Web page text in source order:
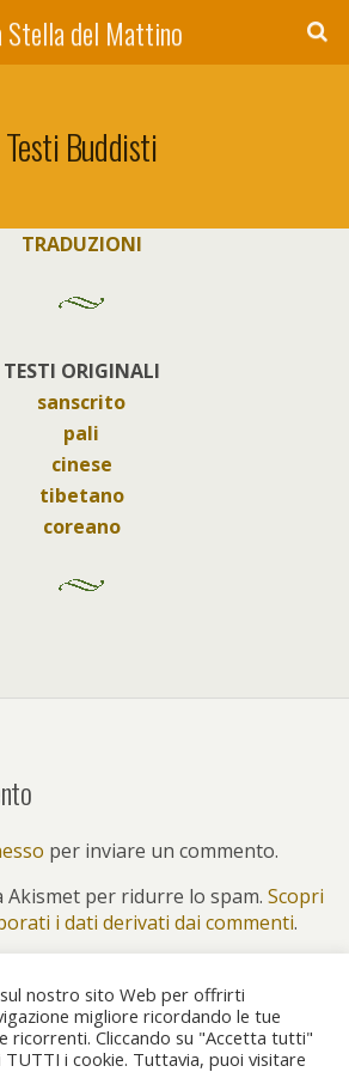
Stella del Mattino
Testi Buddisti
TRADUZIONI
TESTI ORIGINALI
sanscrito
pali
cinese
tibetano
coreano
per inviare un commento.
per ridurre lo spam. Scopri
i dati derivati dai commenti.
Torna su
nostro sito Web per offrirti
migliore ricordando le tue
ricorrenti. Cliccando su "Accetta tutti"
TUTTI i cookie. Tuttavia, puoi visitare